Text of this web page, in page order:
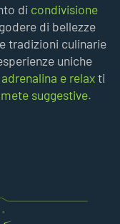
di condivisione
di bellezze
tradizioni culinarie
uniche
adrenalina e relaxti
mete suggestive.